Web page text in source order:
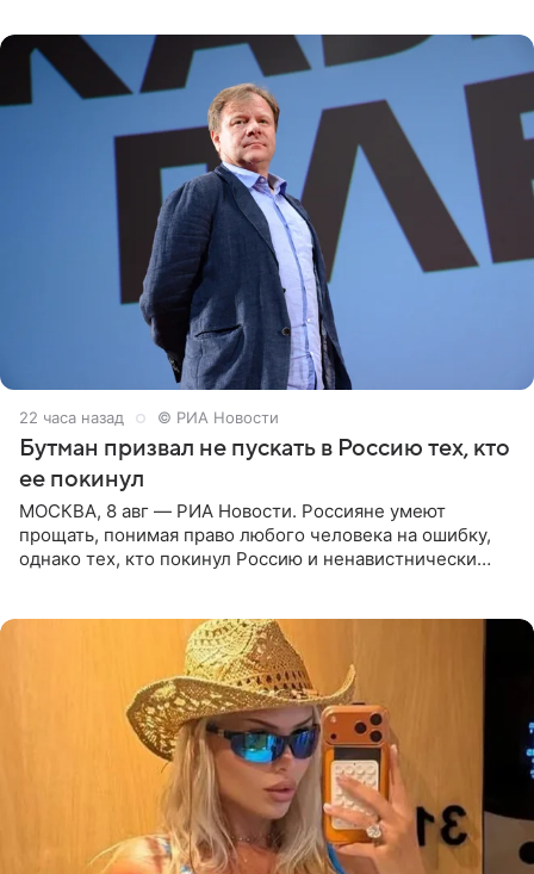
22 часа назад © РИА Новости
Бутман призвал не пускать в Россию тех, кто
ее покинул
МОСКВА, 8 авг — РИА Новости. Россияне умеют
прощать, понимая право любого человека на ошибку,
однако тех, кто покинул Россию и ненавистнически